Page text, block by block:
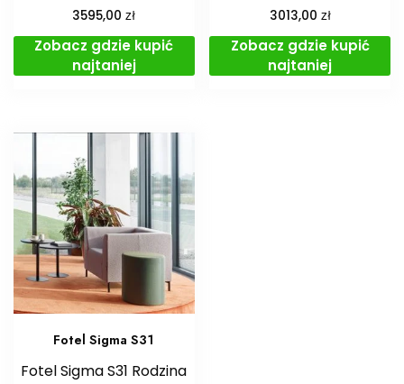
3595,00zł
Zobacz gdzie kupić
najtaniej
3013,00 zł
Zobacz gdzie kupić
najtaniej
Fotel Sigma S31
Fotel Sigma S31 Rodzina